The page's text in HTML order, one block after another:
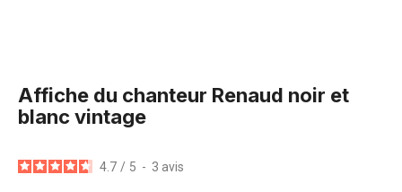
Affiche du chanteur Renaud noir et
blanc vintage
4.7 / 5 - 3 avis